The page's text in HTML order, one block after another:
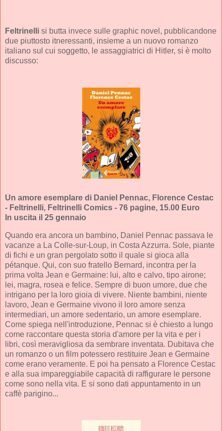
Feltrinelli si butta invece sulle graphic novel, pubblicandone
due piuttosto itneressanti, insieme a un nuovo romanzo
italiano sul cui soggetto, le assaggiatrici di Hitler, si è molto
discusso:
Un amore esemplare di Daniel Pennac, Florence Cestac
- Feltrinelli, Feltrinelli Comics - 76 pagine, 15.00 Euro
In uscita il 25 gennaio
Quando era ancora un bambino, Daniel Pennac passava le
vacanze a La Colle-sur-Loup, in Costa Azzurra. Sole, piante
di fichi e un gran pergolato sotto il quale si gioca alla
pétanque. Qui, con suo fratello Bernard, incontra per la
prima volta Jean e Germaine: lui, alto e calvo, tipo airone;
lei, magra, rosea e felice. Sempre di buon umore, due che
intrigano per la loro gioia di vivere. Niente bambini, niente
lavoro, Jean e Germaine vivono il loro amore senza
intermediari, un amore sedentario, un amore esemplare.
Come spiega nell'introduzione, Pennac si è chiesto a lungo
come raccontare questa storia d'amore per la vita e per i
libri, così meravigliosa da sembrare inventata. Dubitava che
un romanzo o un film potessero restituire Jean e Germaine
come erano veramente. E poi ha pensato a Florence Cestac
e alla sua impareggiabile capacità di raffigurare le persone
come sono nella vita. E si sono dati appuntamento in un
caffè parigino...